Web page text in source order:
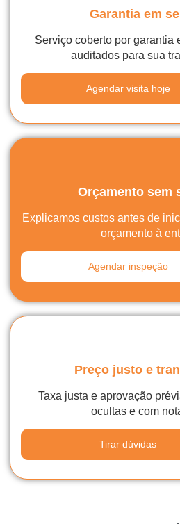
Garantia em
Serviço coberto por garantia
auditados para sua
Agendar visita hoje
Orçamento sem
Explicamos custos antes de
orçamento à
Agendar inspeção
Preço justo e
Taxa justa e aprovação
ocultas e com
Tirar dúvidas